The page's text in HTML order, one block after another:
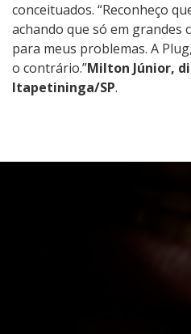
conceituados. “Reconheço
achando que só em grandes
para meus problemas. A
o contrário.”Milton Júnior,
Itapetininga/SP.